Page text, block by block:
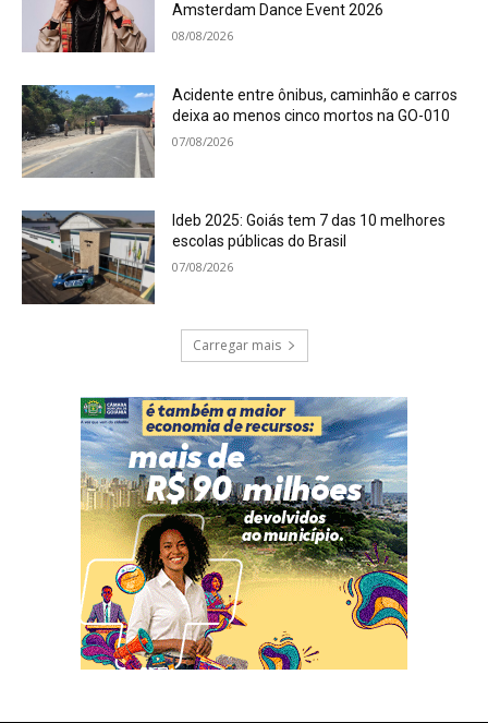
Amsterdam Dance Event 2026
08/08/2026
Acidente entre ônibus, caminhão e carros
deixa ao menos cinco mortos na GO-010
07/08/2026
Ideb 2025: Goiás tem 7 das 10 melhores
escolas públicas do Brasil
07/08/2026
Carregar mais